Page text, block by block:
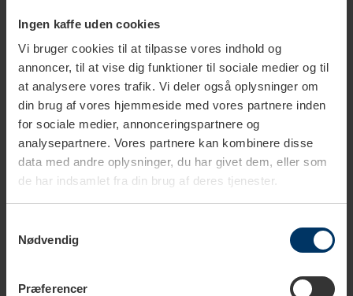
Ingen kaffe uden cookies
Vi bruger cookies til at tilpasse vores indhold og
annoncer, til at vise dig funktioner til sociale medier og til
at analysere vores trafik. Vi deler også oplysninger om
din brug af vores hjemmeside med vores partnere inden
for sociale medier, annonceringspartnere og
analysepartnere. Vores partnere kan kombinere disse
data med andre oplysninger, du har givet dem, eller som
de har indsamlet fra din brug af deres tjenester.
Nødvendig
Præferencer
Tekniske specifikationer
Kendetegn ved Crema Intenso
Smagsnoter:Nødder og mørk chokolade
Syrlighed:Lav
Ristning:Medium